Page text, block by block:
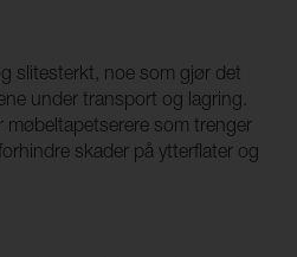
slitesterkt, noe som gjør det
under transport og lagring.
møbeltapetserere som trenger
skader på ytterflater og